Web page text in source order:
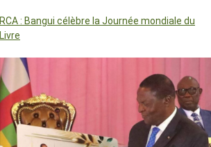
RCA : Bangui célèbre la Journée mondiale du
Livre